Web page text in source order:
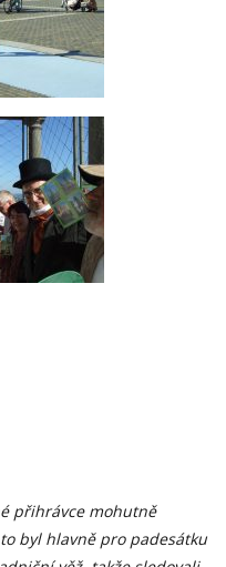
přihrávce mohutně
byl hlavně pro padesátku